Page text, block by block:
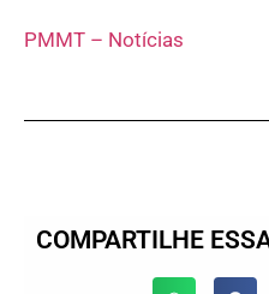
PMMT – Notícias
COMPARTILHE